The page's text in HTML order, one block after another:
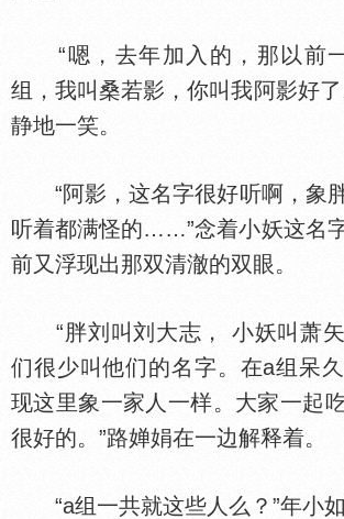
“嗯，去年加入的，那以前
组，我叫桑若影，你叫我阿影好
静地一笑。
“阿影，这名字很好听啊，象
听着都满怪的……”念着小妖这名
前又浮现出那双清澈的双眼。
“胖刘叫刘大志， 小妖叫萧矢
们很少叫他们的名字。在a组呆
现这里象一家人一样。大家一起
很好的。”路婵娟在一边解释着。
“a组一共就这些人么？”年小如